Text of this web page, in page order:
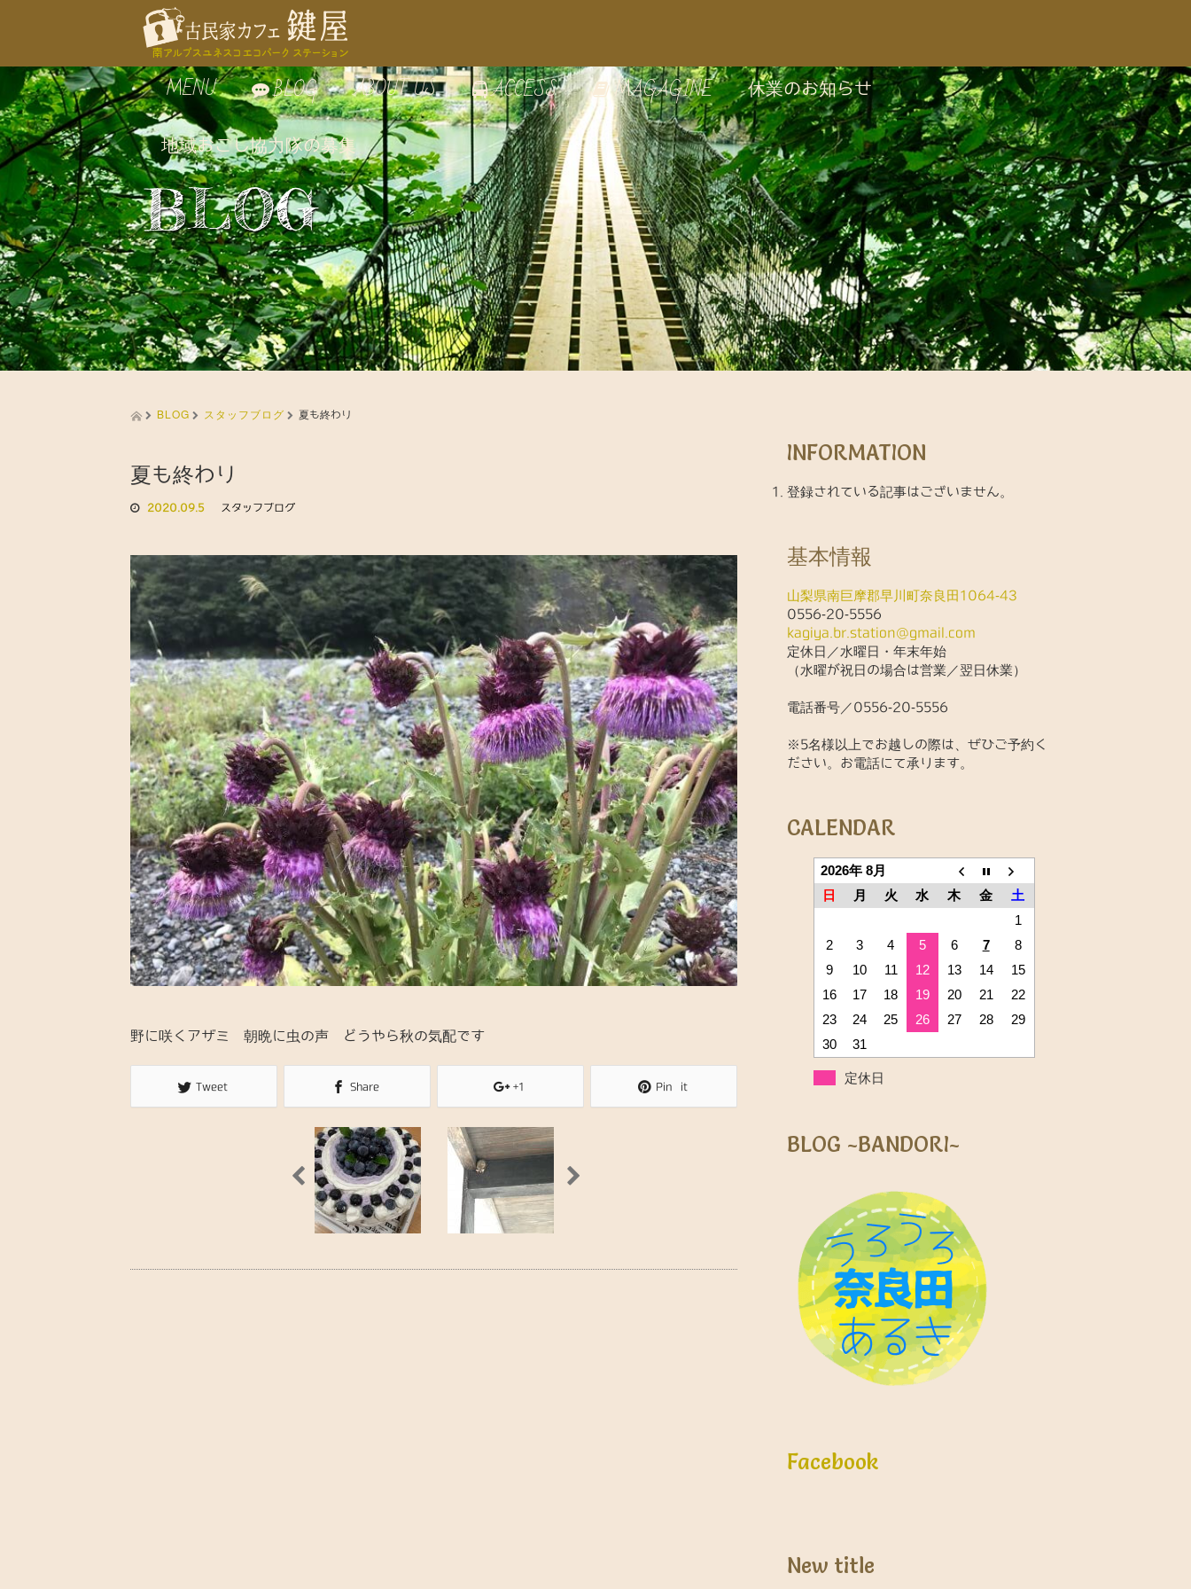
MENU
お食事
自家製スイーツ
お飲み物
BLOG ABOUT US
鍵屋の雰囲気
鍵屋のうつわ
古民家で絵付け体験
周辺の見どころ
ACCESS MAGAGINE
休業のお知らせ
地域おこし協力隊の募集
BLOG
BLOG スタッフブログ 夏も終わり
夏も終わり
2020.09.5 スタッフブログ
野に咲くアザミ 朝晩に虫の声 どうやら秋の気配です
Tweet Share +1 Pin it
INFORMATION
登録されている記事はございません。
基本情報
山梨県南巨摩郡早川町奈良田1064-43
0556-20-5556
kagiya.br.station@gmail.com
定休日／水曜日・年末年始
（水曜が祝日の場合は営業／翌日休業）
電話番号／0556-20-5556
※5名様以上でお越しの際は、ぜひご予約く
ださい。お電話にて承ります。
CALENDAR
2026年 8月
日
月 火 水 木 金
土
1
2
3 4 5 6 7
8
9
10 11 12 13 14
15
16
17 18 19 20 21
22
23
24 25 26 27 28
29
30
31
定休日
BLOG ~BANDORI~
Facebook
New title